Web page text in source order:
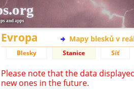
and apps
Evropa Mapy blesků v
Blesky Stanice Síť
Please note that the data
new ones in the future.